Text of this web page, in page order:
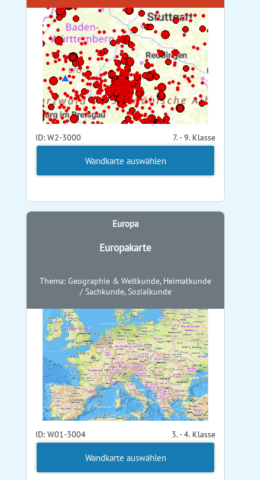
ID: W2-3000 7. - 9. Klasse
Wandkarte auswählen
Europa
Europakarte
Thema: Geographie & Weltkunde, Heimatkunde
/ Sachkunde, Sozialkunde
ID: W01-3004 3. - 4. Klasse
Wandkarte auswählen